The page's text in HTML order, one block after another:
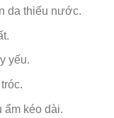
da thiếu nước.
yếu.
ẩm kéo dài.